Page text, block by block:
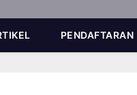
PENDAFTARAN